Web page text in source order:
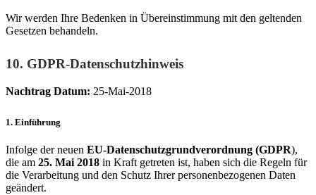
Wir werden Ihre Bedenken in Übereinstimmung mit den geltenden
Gesetzen behandeln.
10. GDPR-Datenschutzhinweis
Nachtrag Datum: 25-Mai-2018
1. Einführung
Infolge der neuen EU-Datenschutzgrundverordnung (GDPR),
die am 25. Mai 2018 in Kraft getreten ist, haben sich die Regeln für
die Verarbeitung und den Schutz Ihrer personenbezogenen Daten
geändert.